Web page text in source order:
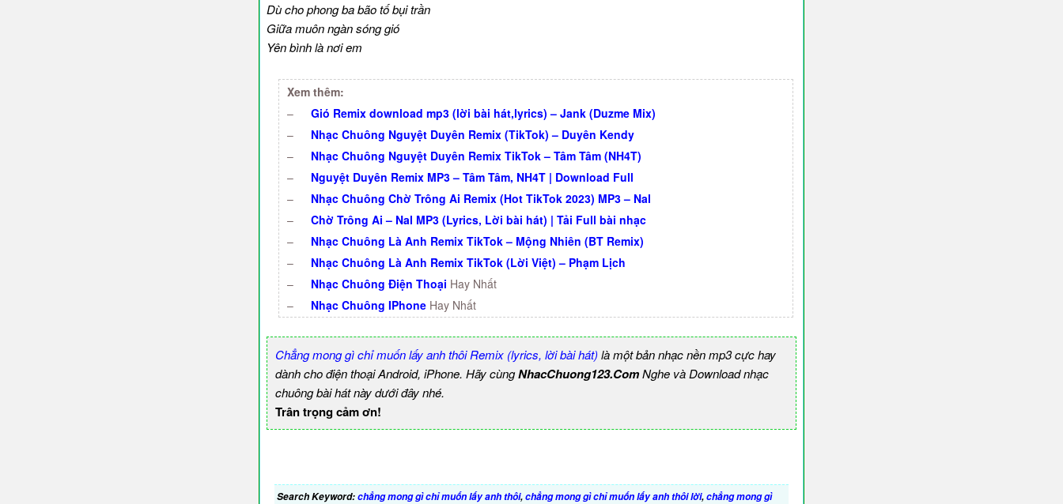
Dù cho phong ba bão tố bụi trần
Giữa muôn ngàn sóng gió
Yên bình là nơi em
Xem thêm:
–
Gió Remix download mp3 (lời bài hát,lyrics) – Jank (Duzme Mix)
–
Nhạc Chuông Nguyệt Duyên Remix (TikTok) – Duyên Kendy
–
Nhạc Chuông Nguyệt Duyên Remix TikTok – Tâm Tâm (NH4T)
–
Nguyệt Duyên Remix MP3 – Tâm Tâm, NH4T | Download Full
–
Nhạc Chuông Chờ Trông Ai Remix (Hot TikTok 2023) MP3 – Nal
–
Chờ Trông Ai – Nal MP3 (Lyrics, Lời bài hát) | Tải Full bài nhạc
–
Nhạc Chuông Là Anh Remix TikTok – Mộng Nhiên (BT Remix)
–
Nhạc Chuông Là Anh Remix TikTok (Lời Việt) – Phạm Lịch
–
Nhạc Chuông Điện Thoại Hay Nhất
–
Nhạc Chuông IPhone Hay Nhất
Chẳng mong gì chỉ muốn lấy anh thôi Remix (lyrics, lời bài hát) là một bản nhạc nền mp3 cực hay
dành cho điện thoại Android, iPhone. Hãy cùngNhacChuong123.ComNghe và Download nhạc
chuông bài hát này dưới đây nhé.
Trân trọng cảm ơn!
Search Keyword:chẳng mong gì chỉ muốn lấy anh thôi,chẳng mong gì chỉ muốn lấy anh thôi lời,chẳng mong gì